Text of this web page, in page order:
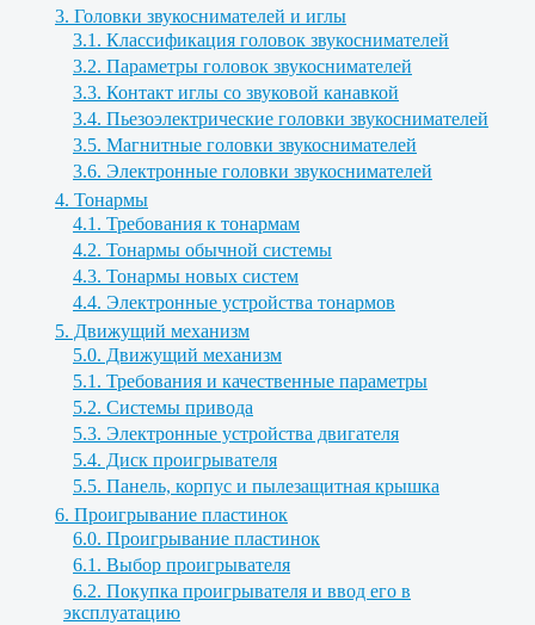
3. Головки звукоснимателей и иглы
3.1. Классификация головок звукоснимателей
3.2. Параметры головок звукоснимателей
3.3. Контакт иглы со звуковой канавкой
3.4. Пьезоэлектрические головки звукоснимателей
3.5. Магнитные головки звукоснимателей
3.6. Электронные головки звукоснимателей
4. Тонармы
4.1. Требования к тонармам
4.2. Тонармы обычной системы
4.3. Тонармы новых систем
4.4. Электронные устройства тонармов
5. Движущий механизм
5.0. Движущий механизм
5.1. Требования и качественные параметры
5.2. Системы привода
5.3. Электронные устройства двигателя
5.4. Диск проигрывателя
5.5. Панель, корпус и пылезащитная крышка
6. Проигрывание пластинок
6.0. Проигрывание пластинок
6.1. Выбор проигрывателя
6.2. Покупка проигрывателя и ввод его в
эксплуатацию